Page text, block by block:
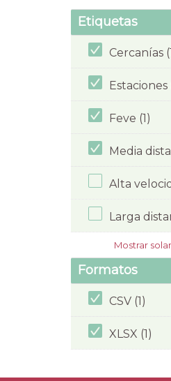
Etiquetas
Cercanías
Estaciones
Feve (1)
Media
Alta
Larga
Mostrar
Formatos
CSV (1)
XLSX (1)